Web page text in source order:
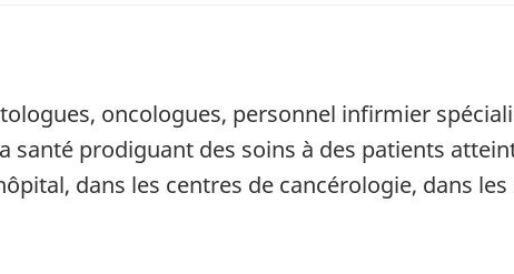
oncologues, personnel infirmier
santé prodiguant des soins à des patients
dans les centres de cancérologie, dans